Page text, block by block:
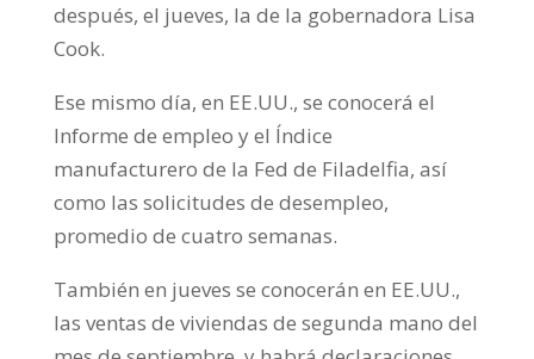
después, el jueves, la de la gobernadora Lisa
Cook.
Ese mismo día, en EE.UU., se conocerá el
Informe de empleo y el Índice
manufacturero de la Fed de Filadelfia, así
como las solicitudes de desempleo,
promedio de cuatro semanas.
También en jueves se conocerán en EE.UU.,
las ventas de viviendas de segunda mano del